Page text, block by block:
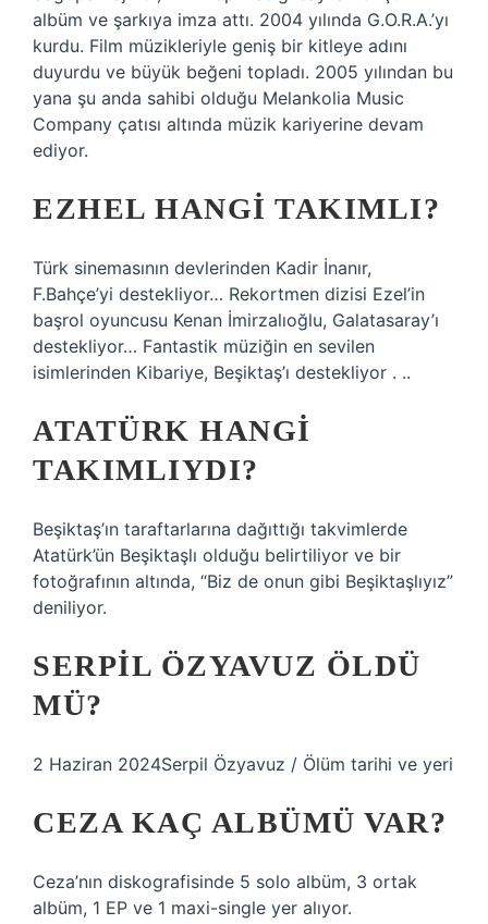
albüm ve şarkıya imza attı. 2004 yılında G.O.R.A.’yı
kurdu. Film müzikleriyle geniş bir kitleye adını
duyurdu ve büyük beğeni topladı. 2005 yılından bu
yana şu anda sahibi olduğu Melankolia Music
Company çatısı altında müzik kariyerine devam
ediyor.
EZHEL HANGI TAKIMLI?
Türk sinemasının devlerinden Kadir İnanır,
F.Bahçe’yi destekliyor… Rekortmen dizisi Ezel’in
başrol oyuncusu Kenan İmirzalıoğlu, Galatasaray’ı
destekliyor… Fantastik müziğin en sevilen
isimlerinden Kibariye, Beşiktaş’ı destekliyor . ..
ATATÜRK HANGI
TAKIMLIYDI?
Beşiktaş’ın taraftarlarına dağıttığı takvimlerde
Atatürk’ün Beşiktaşlı olduğu belirtiliyor ve bir
fotoğrafının altında, “Biz de onun gibi Beşiktaşlıyız”
deniliyor.
SERPIL ÖZYAVUZ ÖLDÜ
MÜ?
2 Haziran 2024Serpil Özyavuz / Ölüm tarihi ve yeri
CEZA KAÇ ALBÜMÜ VAR?
Ceza’nın diskografisinde 5 solo albüm, 3 ortak
albüm, 1 EP ve 1 maxi-single yer alıyor.